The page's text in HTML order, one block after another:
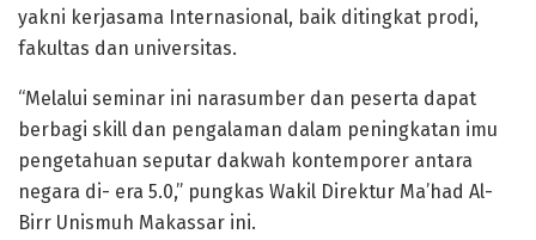
yakni kerjasama Internasional, baik ditingkat prodi,
fakultas dan universitas.
“Melalui seminar ini narasumber dan peserta dapat
berbagi skill dan pengalaman dalam peningkatan imu
pengetahuan seputar dakwah kontemporer antara
negara di- era 5.0,” pungkas Wakil Direktur Ma’had Al-
Birr Unismuh Makassar ini.